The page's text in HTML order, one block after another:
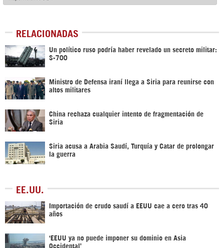
RELACIONADAS
Un político ruso podría haber revelado un secreto militar:
S-700
Ministro de Defensa iraní llega a Siria para reunirse con
altos militares
China rechaza cualquier intento de fragmentación de
Siria
Siria acusa a Arabia Saudí, Turquía y Catar de prolongar
la guerra
EE.UU.
Importación de crudo saudí a EEUU cae a cero tras 40
años
‘EEUU ya no puede imponer su dominio en Asia
Occidental’